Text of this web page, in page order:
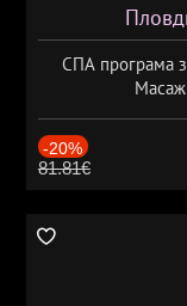
СПА програма
-20%
81.81€